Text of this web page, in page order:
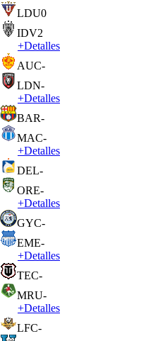
LDU0
IDV2
+Detalles
AUC-
LDN-
+Detalles
BAR-
MAC-
+Detalles
DEL-
ORE-
+Detalles
GYC-
EME-
+Detalles
TEC-
MRU-
+Detalles
LFC-